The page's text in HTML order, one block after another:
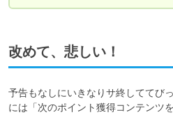
改めて、悲しい！
予告もなしにいきなりサ終しててび
には「次のポイント獲得コンテンツ